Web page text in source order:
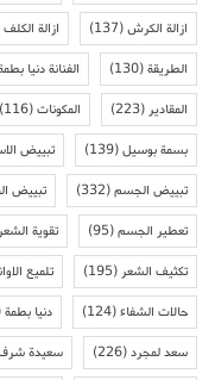
ازالة الكرش(137) ازالة الكلف
الطريقة(130) الفنانة دنيا
المقادير(223) المكونات(116)
بسمة بوسيل(139) تبييض
تبييض الجسم(332) تبييض
تعطير الجسم(95) تقوية
تكثيف الشعر(195) تلميع
حالات الشفاء(124) دنيا بطمة
سعد لمجرد(226) سعيدة